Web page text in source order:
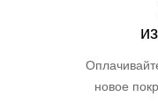
новое